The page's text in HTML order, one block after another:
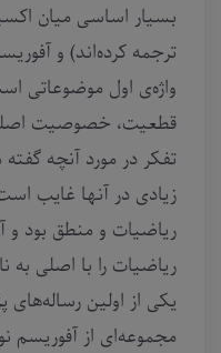
بسیار اساسی میان
ترجمه کرده‌اند) و
واژه‌ی اول موضوعاتی‌
قطعیت، خصوصیت
تفکر در مورد آنچه
زیادی در آنها غایب
ریاضیات و منطق بود و
ریاضیات را با اصلی به
یکی از اولین
مجموعه‌ای از آفوریسم